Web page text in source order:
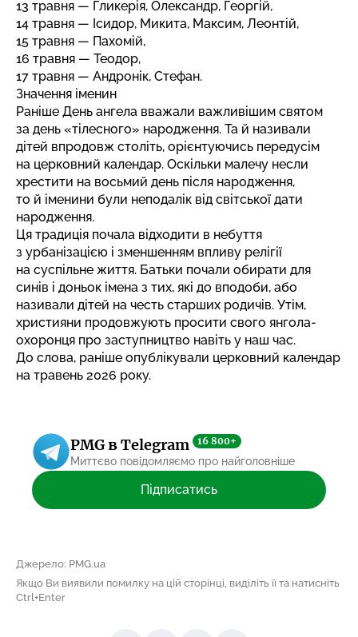
13 травня — Гликерія, Олександр, Георгій,
14 травня — Ісидор, Микита, Максим, Леонтій,
15 травня — Пахомій,
16 травня — Теодор,
17 травня — Андронік, Стефан.
Значення іменин
Раніше День ангела вважали важливішим святом
за день «тілесного» народження. Та й називали
дітей впродовж століть, орієнтуючись передусім
на церковний календар. Оскільки малечу несли
хрестити на восьмий день після народження,
то й іменини були неподалік від світської дати
народження.
Ця традиція почала відходити в небуття
з урбанізацією і зменшенням впливу релігії
на суспільне життя. Батьки почали обирати для
синів і доньок імена з тих, які до вподоби, або
називали дітей на честь старших родичів. Утім,
християни продовжують просити свого янгола-
охоронця про заступництво навіть у наш час.
До слова, раніше опублікували церковний календар
на травень 2026 року.
PMG в Telegram 16 800+
Миттєво повідомляємо про найголовніше
Підписатись
Джерело: PMG.ua
Якщо Ви виявили помилку на цій сторінці, виділіть її та натисніть
Ctrl+Enter